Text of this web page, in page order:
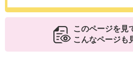
このページを見
こんなページも